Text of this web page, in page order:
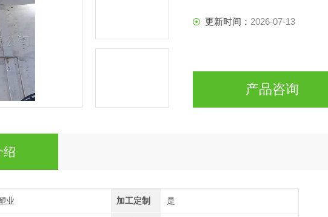
更新时间： 2026-07-13
产品咨询
绍
业 加工定制 是